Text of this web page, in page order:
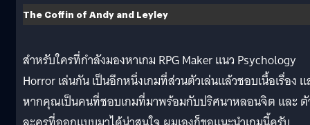
The Coffin of Andy and Leyley
สำหรับใครที่กำลังมองหาเกม RPG Maker แนว Psychology
Horror เล่นกัน เป็นอีกหนึ่งเกมที่ส่วนตัวเล่นแล้วชอบเนื้อเรื่อง
หากคุณเป็นคนที่ชอบเกมที่มาพร้อมกับปริศนาหลอนจิต และ